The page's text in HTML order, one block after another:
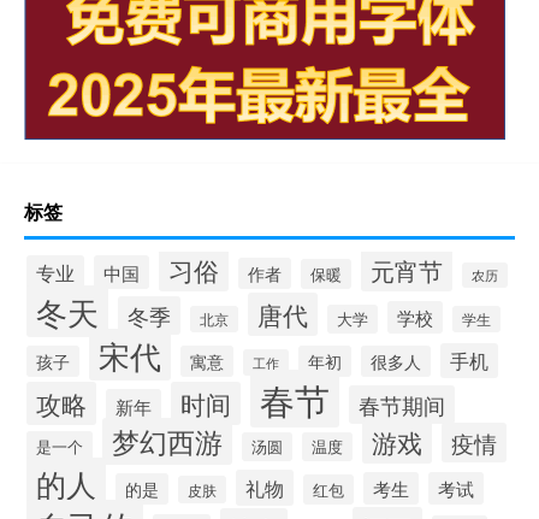
标签
专业 中国 习俗 作者 保暖 元宵节 农历
冬天 冬季 北京 唐代 大学 学校 学生
孩子 宋代 寓意 工作 年初 很多人 手机
攻略 新年 时间 春节 春节期间
是一个 梦幻西游 汤圆 温度 游戏 疫情
的人 的是 皮肤 礼物 红包 考生 考试